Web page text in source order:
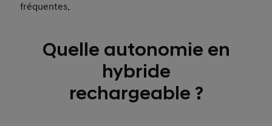
fréquentes.
Quelle autonomie en
hybride
rechargeable ?